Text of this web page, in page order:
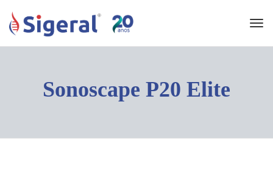
Sonoscape P20 Elite